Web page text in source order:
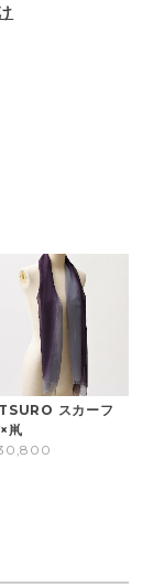
スカーフ
鼡